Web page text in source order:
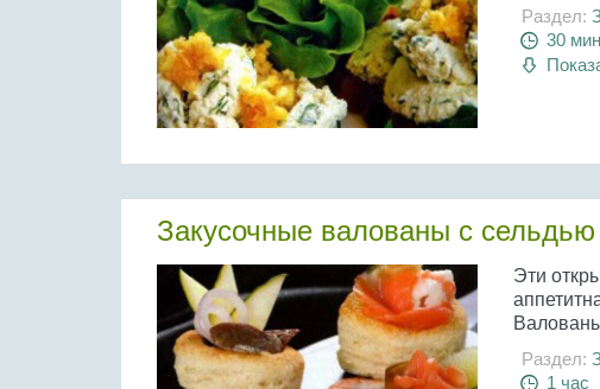
Раздел:
30 мин
Закусочные валованы с сельдью
Эти
Раздел:
1 час